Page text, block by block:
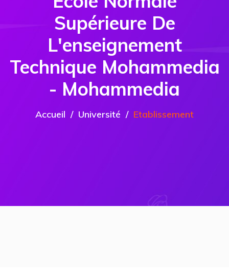
Supérieure De
L'enseignement
Technique Mohammedia
- Mohammedia
Accueil Université Etablissement